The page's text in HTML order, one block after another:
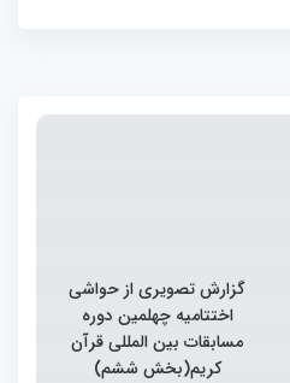
گزارش تصویری از حواشی
اختتامیه چهلمین دوره
مسابقات بین المللی قرآن
کریم(بخش ششم)